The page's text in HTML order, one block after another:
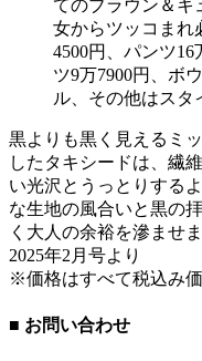
てのブラウン＆キ
女からツッコまれ
4500円、パンツ16
ツ9万7900円、ボ
ル、その他はスタ
黒よりも黒く見えるミ
したタキシードは、繊
い光沢とうっとりする
な生地の風合いと黒の
く大人の余裕を滲ませま
2025年2月号より
※価格はすべて税込み
■ お問い合わせ